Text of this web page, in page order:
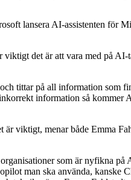
lansera AI-assistenten för
det är att vara med på
tittar på all information som
information så
viktigt, menar både Emma
som är nyfikna
man ska använda, kanske